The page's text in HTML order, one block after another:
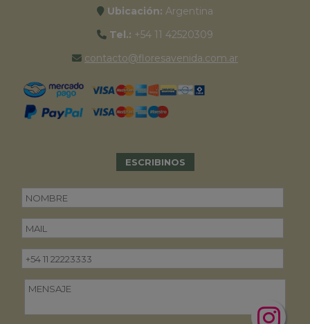
Ubicación: Argentina
Tel.: +54 11 42520309
contacto@floresavenida.com.ar
ESCRIBINOS